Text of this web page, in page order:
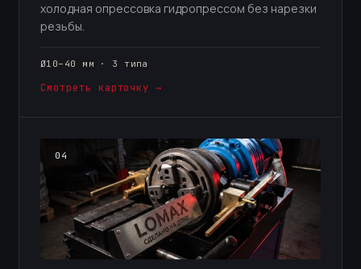
холодная опрессовка гидропрессом без нарезки
резьбы.
Ø10–40 мм · 3 типа
Смотреть карточку →
04